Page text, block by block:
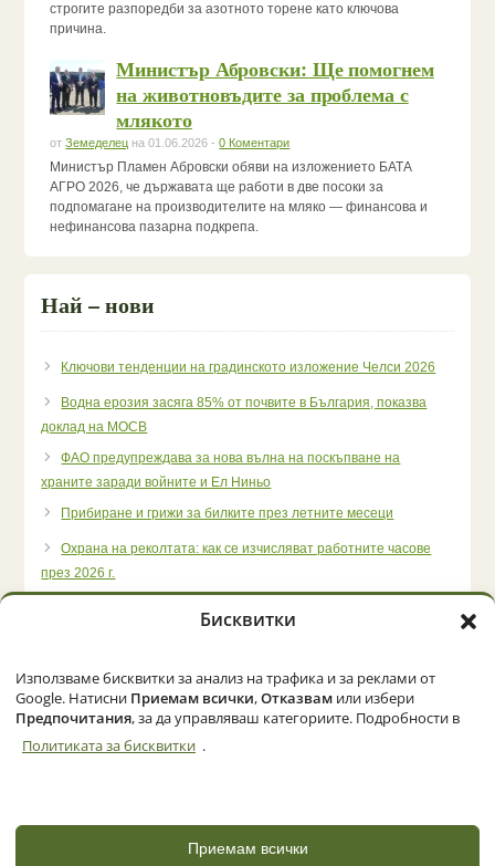
Бисквитки
Използваме бисквитки за анализ на трафика и за реклами от
Google. Натисни Приемам всички,Отказвам или избери
Предпочитания, за да управляваш категориите. Подробности в
Политиката за бисквитки .
Приемам всички
строгите разпоредби за азотното торене като ключова
причина.
Министър Абровски: Ще помогнем
на животновъдите за проблема с
млякото
отЗемеделец на 01.06.2026 -0 Коментари
Министър Пламен Абровски обяви на изложението БАТА
АГРО 2026, че държавата ще работи в две посоки за
подпомагане на производителите на мляко — финансова и
нефинансова пазарна подкрепа.
Най – нови
Ключови тенденции на градинското изложение Челси 2026
Водна ерозия засяга 85% от почвите в България, показва
доклад на МОСВ
ФАО предупреждава за нова вълна на поскъпване на
храните заради войните и Ел Ниньо
Прибиране и грижи за билките през летните месеци
Охрана на реколтата: как се изчисляват работните часове
през 2026 г.
НачалоКатегорииПолитика за бисквитки (ЕС)